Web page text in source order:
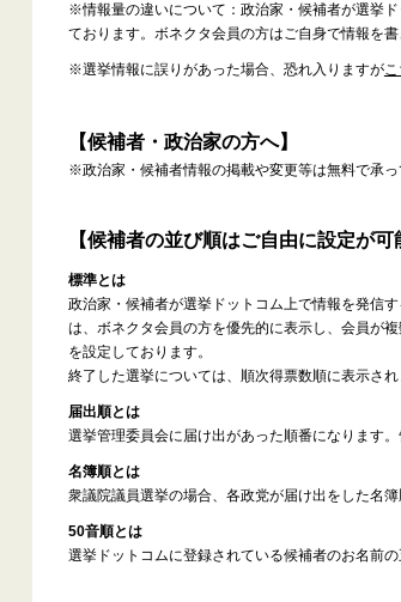
※情報量の違いについて：政治家・候補者が選挙
ております。ボネクタ会員の方はご自身で情報を
※選挙情報に誤りがあった場合、恐れ入りますがこ
【候補者・政治家の方へ】
※政治家・候補者情報の掲載や変更等は無料で承っ
【候補者の並び順はご自由に設定が可
標準とは
政治家・候補者が選挙ドットコム上で情報を発信
は、ボネクタ会員の方を優先的に表示し、会員が
を設定しております。
終了した選挙については、順次得票数順に表示され
届出順とは
選挙管理委員会に届け出があった順番になります
名簿順とは
衆議院議員選挙の場合、各政党が届け出をした名
50音順とは
選挙ドットコムに登録されている候補者のお名前の